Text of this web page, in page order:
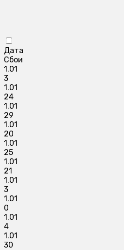
Дата
Сбои
1.01
3
1.01
24
1.01
29
1.01
20
1.01
25
1.01
21
1.01
3
1.01
0
1.01
4
1.01
30